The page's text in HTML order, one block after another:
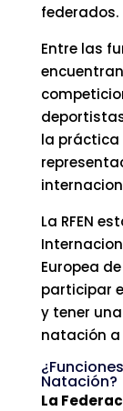
federados.
Entre las
la práctica
La RFEN
Europea
participar
y tener
natación a
Natación?
La